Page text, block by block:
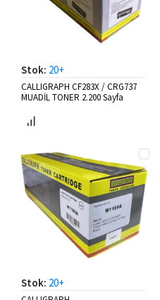
Stok: 20+
CALLIGRAPH CF283X / CRG737
MUADİL TONER 2.200 Sayfa
Stok: 20+